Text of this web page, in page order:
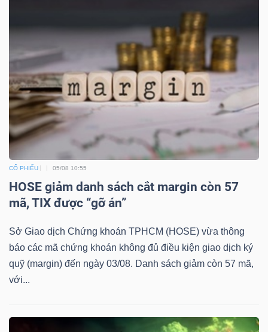
CỔ PHIẾU 05/08 10:55
HOSE giảm danh sách cắt margin còn 57
mã, TIX được “gỡ án”
Sở Giao dịch Chứng khoán TPHCM (HOSE) vừa thông
báo các mã chứng khoán không đủ điều kiện giao dịch ký
quỹ (margin) đến ngày 03/08. Danh sách giảm còn 57 mã,
với...